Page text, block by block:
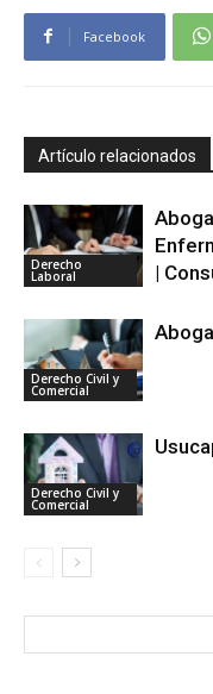
Facebook
Artículo relacionados
Derecho
Laboral
|
Derecho Civil y
Comercial
Derecho Civil y
Comercial